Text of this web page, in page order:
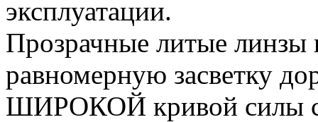
эксплуатации.
Прозрачные литые линзы
равномерную засветку
ШИРОКОЙ кривой силы